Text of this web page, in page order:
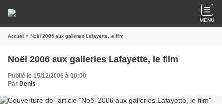
MENU
Accueil » Noël 2006 aux galleries Lafayette, le film
Noël 2006 aux galleries Lafayette, le film
Publié le 15/12/2006 à 00:00
Par Denis